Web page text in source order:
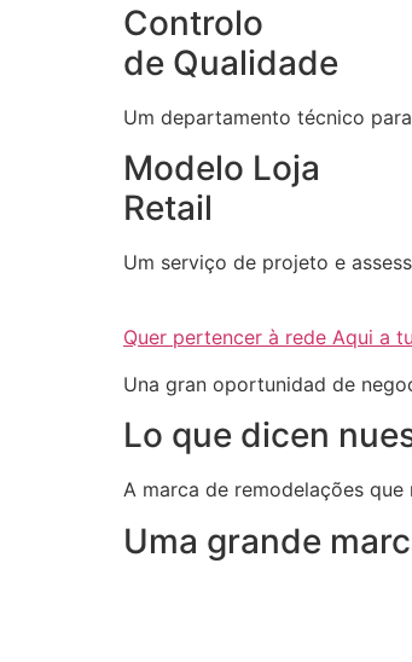
Controlo
de Qualidade
Um departamento técnico
Modelo Loja
Retail
Um serviço de projeto e
Quer pertencer à rede Aqui a
Una gran oportunidad de
Lo que dicen
A marca de remodelações que
Uma grande